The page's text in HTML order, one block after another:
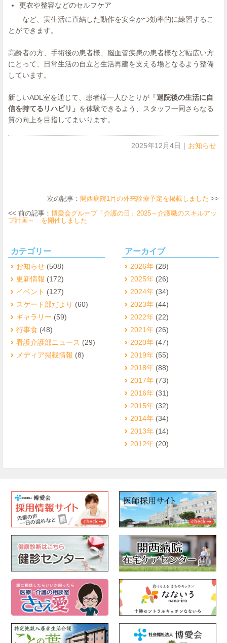
更衣や整容などのセルフケア
など、実生活に直結した動作を安全かつ効率的に練習するこ
とができます。
高齢者の方、手術後の患者様、脳血管疾患の患者様など幅広い方
にとって、日常生活の自立と生活再建を支える場となるよう整備
しています。
新しいADL室を通じて、患者様一人ひとりが 「退院後の生活に自
信を持てるリハビリ」 を体験できるよう、スタッフ一同さらなる
質の向上を目指してまいります。
2025年12月4日 ｜ お知らせ
次の記事： 開西病院1月の外来診療予定を掲載しました >>
<< 前の記事： 博愛会グループ「介護の日」2025～介護職のスキルアッ
プ計画～ を開催しました
カテゴリー
お知らせ (508)
更新情報 (172)
イベント (127)
スケート部だより (60)
ギャラリー (59)
行事食 (48)
看護介護部ニュース (29)
メディア掲載情報 (8)
アーカイブ
2026年(28)
2025年(26)
2024年(34)
2023年(44)
2022年(22)
2021年(26)
2020年(47)
2019年(55)
2018年(88)
2017年(73)
2016年(31)
2015年(32)
2014年(34)
2013年(14)
2012年(20)